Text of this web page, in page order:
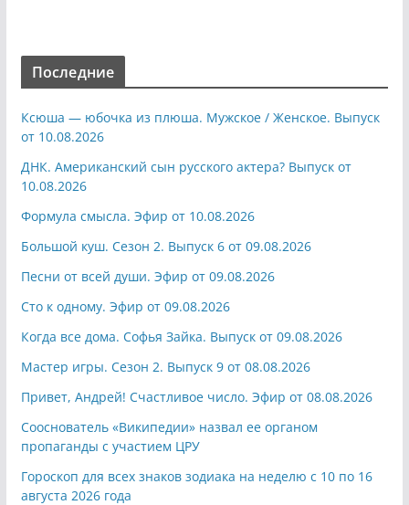
Последние
Ксюша — юбочка из плюша. Мужское / Женское. Выпуск
от 10.08.2026
ДНК. Американский сын русского актера? Выпуск от
10.08.2026
Формула смысла. Эфир от 10.08.2026
Большой куш. Сезон 2. Выпуск 6 от 09.08.2026
Песни от всей души. Эфир от 09.08.2026
Сто к одному. Эфир от 09.08.2026
Когда все дома. Софья Зайка. Выпуск от 09.08.2026
Мастер игры. Сезон 2. Выпуск 9 от 08.08.2026
Привет, Андрей! Счастливое число. Эфир от 08.08.2026
Сооснователь «Википедии» назвал ее органом
пропаганды с участием ЦРУ
Гороскоп для всех знаков зодиака на неделю с 10 по 16
августа 2026 года